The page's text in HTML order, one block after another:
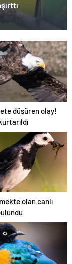
düşüren olay!
olan canlı